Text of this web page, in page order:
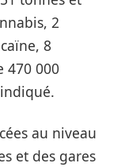
2
8
470 000
au niveau
et des gares